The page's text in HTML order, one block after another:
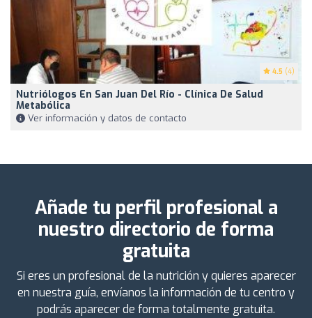
4.5 (4)
Nutriólogos En San Juan Del Río - Clínica De Salud
Metabólica
Ver información y datos de contacto
Añade tu perfil profesional a
nuestro directorio de forma
gratuita
Si eres un profesional de la nutrición y quieres aparecer
en nuestra guía, envíanos la información de tu centro y
podrás aparecer de forma totalmente gratuita.